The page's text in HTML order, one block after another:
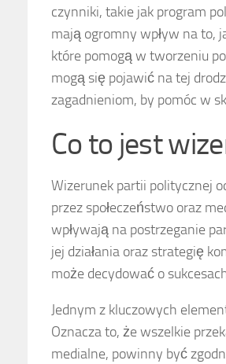
czynniki, takie jak program
mają ogromny wpływ na to,
które pomogą w tworzeniu
mogą się pojawić na tej
zagadnieniom, by pomóc w
Co to jest
Wizerunek partii politycznej
przez społeczeństwo oraz
wpływają na postrzeganie
jej działania oraz strategię
może decydować o
Jednym z kluczowych
Oznacza to, że wszelkie
medialne, powinny być